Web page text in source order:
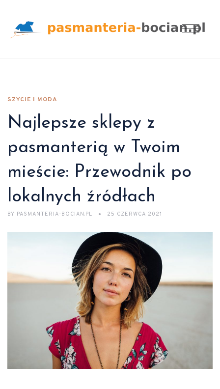
SZYCIE I MODA
Najlepsze sklepy z
pasmanterią w Twoim
mieście: Przewodnik po
lokalnych źródłach
BY PASMANTERIA-BOCIAN.PL 25 CZERWCA 2021